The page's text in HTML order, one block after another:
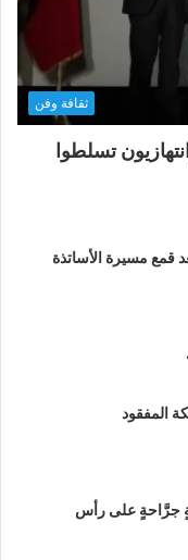
ثقافة وفن
تسلطوا
مسيرة الأساتذة
المفقود
جرَّاحةٍ على رأس